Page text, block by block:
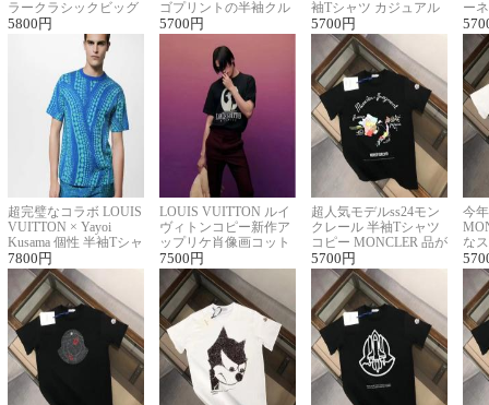
ラークラシックビッグ
ロゴ刺繍Tシャツ
5800 円
ゴプリントの半袖クル
ーネックTシャツ
5700 円
袖Tシャツ カジュアル
に馴染む 2色展開
5700 円
ー
ー
超完璧なコラボ LOUIS
VUITTON × Yayoi
Kusama 個性 半袖Tシャ
ツコピー男女兼用
7800 円
LOUIS VUITTON ルイ
ヴィトンコピー新作ア
ップリケ肖像画コット
ンニット半袖Tシャツ
7500 円
超人気モデルss24モン
クレール 半袖Tシャツ
コピー MONCLER 品が
良く見た目
5700 円
今
な
ル